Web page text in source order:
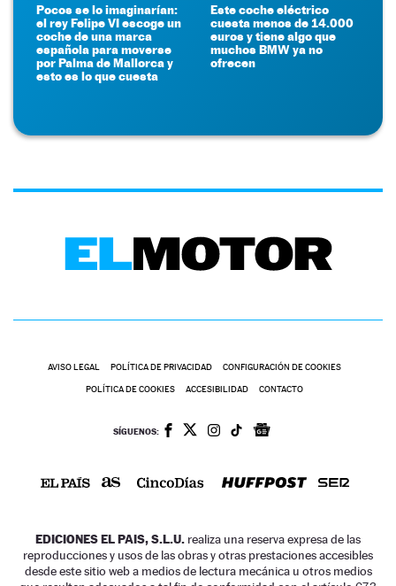
Pocos se lo imaginarían:
el rey Felipe VI escoge un
coche de una marca
española para moverse
por Palma de Mallorca y
esto es lo que cuesta
Este coche eléctrico
cuesta menos de 14.000
euros y tiene algo que
muchos BMW ya no
ofrecen
AVISO LEGAL POLÍTICA DE PRIVACIDAD CONFIGURACIÓN DE COOKIES
POLÍTICA DE COOKIES ACCESIBILIDAD CONTACTO
SÍGUENOS:
EDICIONES EL PAIS, S.L.U. realiza una reserva expresa de las
reproducciones y usos de las obras y otras prestaciones accesibles
desde este sitio web a medios de lectura mecánica u otros medios